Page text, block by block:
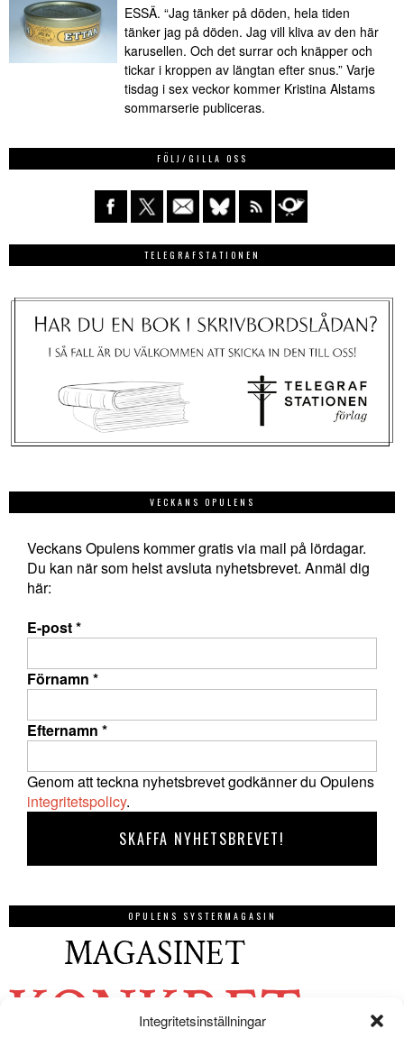
Integritetsinställningar
ESSÄ. “Jag tänker på döden, hela tiden
tänker jag på döden. Jag vill kliva av den här
karusellen. Och det surrar och knäpper och
tickar i kroppen av längtan efter snus.” Varje
tisdag i sex veckor kommer Kristina Alstams
sommarserie publiceras.
FÖLJ/GILLA OSS
TELEGRAFSTATIONEN
VECKANS OPULENS
Veckans Opulens kommer gratis via mail på lördagar.
Du kan när som helst avsluta nyhetsbrevet. Anmäl dig
här:
E-post*
Förnamn *
Efternamn *
Genom att teckna nyhetsbrevet godkänner du Opulens
integritetspolicy.
OPULENS SYSTERMAGASIN